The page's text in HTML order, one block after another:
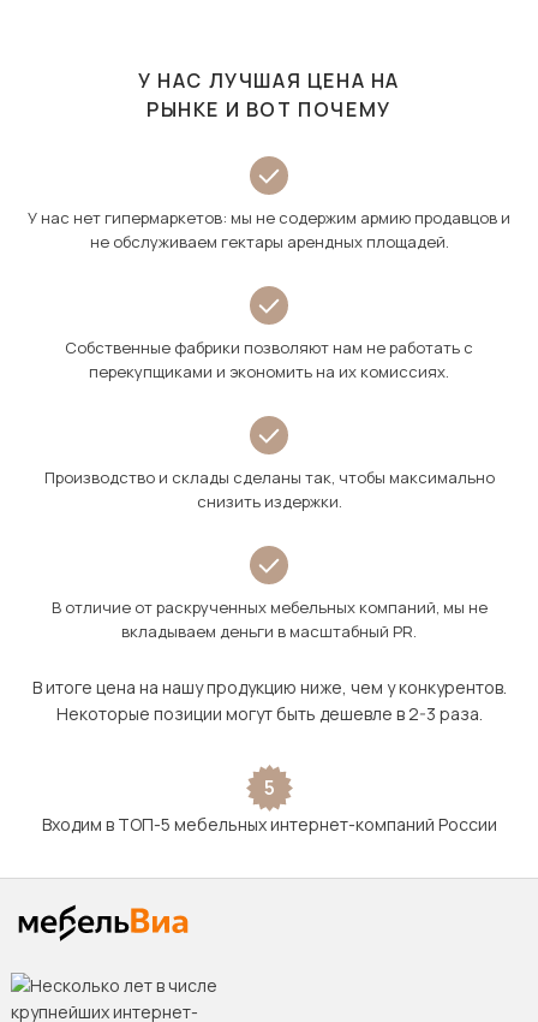
У НАС ЛУЧШАЯ ЦЕНА НА
РЫНКЕ И ВОТ ПОЧЕМУ
У нас нет гипермаркетов: мы не содержим армию продавцов и
не обслуживаем гектары арендных площадей.
Собственные фабрики позволяют нам не работать с
перекупщиками и экономить на их комиссиях.
Производство и склады сделаны так, чтобы максимально
снизить издержки.
В отличие от раскрученных мебельных компаний, мы не
вкладываем деньги в масштабный PR.
В итоге цена на нашу продукцию ниже, чем у конкурентов.
Некоторые позиции могут быть дешевле в 2-3 раза.
5
Входим в ТОП-5 мебельных интернет-компаний России